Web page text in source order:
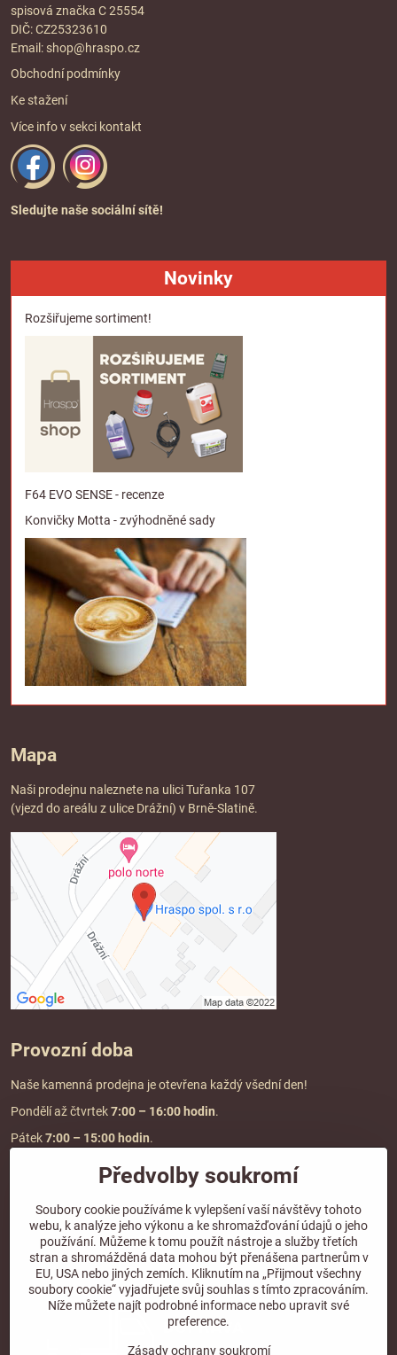
spisová značka C 25554
DIČ: CZ25323610
Email: shop@hraspo.cz
Obchodní podmínky
Ke stažení
Více info v sekci kontakt
Sledujte naše sociální sítě!
Novinky
Rozšiřujeme sortiment!
F64 EVO SENSE - recenze
Konvičky Motta - zvýhodněné sady
Mapa
Naši prodejnu naleznete na ulici Tuřanka 107
(vjezd do areálu z ulice Drážní) v Brně-Slatině.
Provozní doba
Naše kamenná prodejna je otevřena každý všední den!
Pondělí až čtvrtek7:00 – 16:00 hodin.
Pátek7:00 – 15:00 hodin.
Doprava a platba
DOPRAVA ZDARMA
při objednávce nad2000 Kč vč. DPH.
*Nevztahuje se na paletovou přepravu.
Předvolby soukromí
Soubory cookie používáme k vylepšení vaší návštěvy tohoto
webu, k analýze jeho výkonu a ke shromažďování údajů o jeho
používání. Můžeme k tomu použít nástroje a služby třetích
stran a shromážděná data mohou být přenášena partnerům v
EU, USA nebo jiných zemích. Kliknutím na „Přijmout všechny
soubory cookie“ vyjadřujete svůj souhlas s tímto zpracováním.
Níže můžete najít podrobné informace nebo upravit své
preference.
Zásady ochrany soukromí